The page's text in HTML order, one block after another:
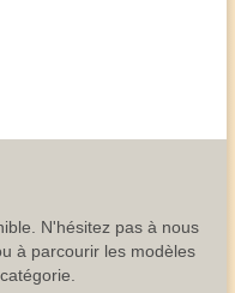
N'hésitez pas à nous
à parcourir les modèles